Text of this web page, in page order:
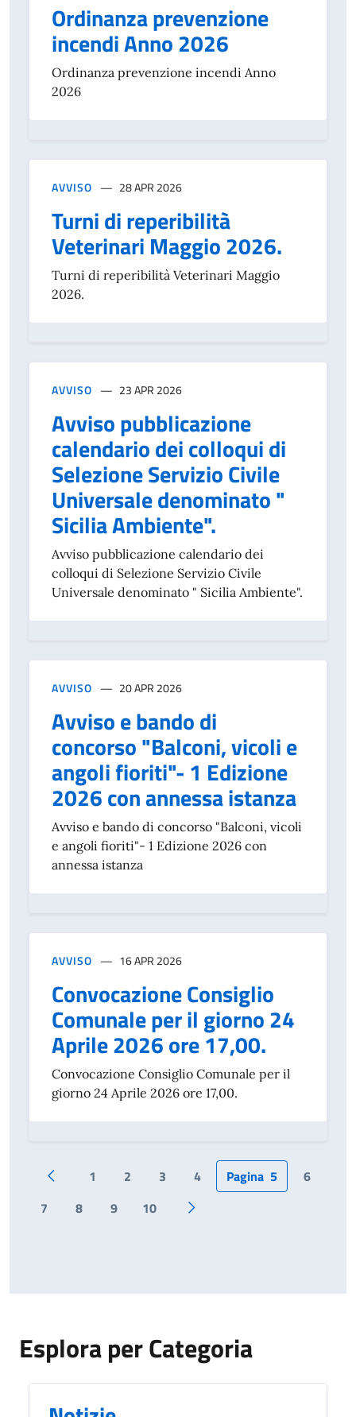
Ordinanza prevenzione
incendi Anno 2026
Ordinanza prevenzione incendi Anno
2026
AVVISO 28 APR 2026
Turni di reperibilità
Veterinari Maggio 2026.
Turni di reperibilità Veterinari Maggio
2026.
AVVISO 23 APR 2026
Avviso pubblicazione
calendario dei colloqui di
Selezione Servizio Civile
Universale denominato "
Sicilia Ambiente".
Avviso pubblicazione calendario dei
colloqui di Selezione Servizio Civile
Universale denominato " Sicilia Ambiente".
AVVISO 20 APR 2026
Avviso e bando di
concorso "Balconi, vicoli e
angoli fioriti"- 1 Edizione
2026 con annessa istanza
Avviso e bando di concorso "Balconi, vicoli
e angoli fioriti"- 1 Edizione 2026 con
annessa istanza
AVVISO 16 APR 2026
Convocazione Consiglio
Comunale per il giorno 24
Aprile 2026 ore 17,00.
Convocazione Consiglio Comunale per il
giorno 24 Aprile 2026 ore 17,00.
Pagina precedente
1 2 3 4 Pagina 5
6
7
8 9 10 Pagina successiva
Esplora per Categoria